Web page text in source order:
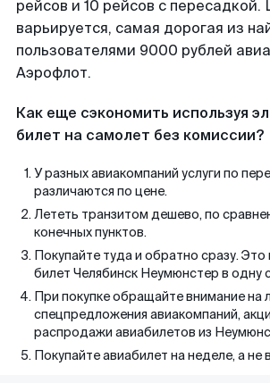
рейсов и 10 рейсов с пересадкой.
варьируется, самая дорогая из
пользователями 9000 рублей
Аэрофлот.
Как еще сэкономить используя
билет на самолет без комиссии?
У разных авиакомпаний услуги по
различаются по цене.
Лететь транзитом дешево, по
конечных пунктов.
Покупайте туда и обратно сразу.
билет Челябинск Неумюнстер в одну
При покупке обращайте внимание на
спецпредложения авиакомпаний,
распродажи авиабилетов из
Покупайте авиабилет на неделе, а не